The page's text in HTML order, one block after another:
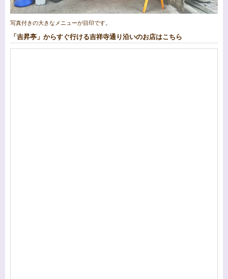
写真付きの大きなメニューが目印です。
「吉昇亭」からすぐ行ける吉祥寺通り沿いのお店はこちら